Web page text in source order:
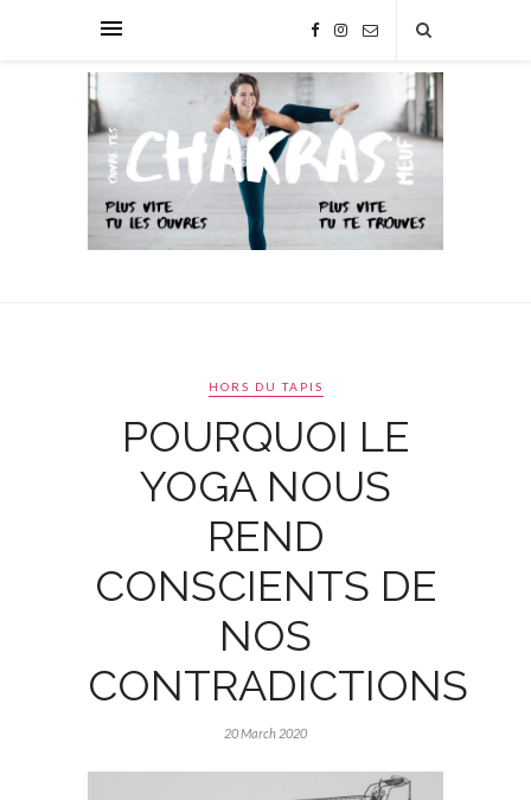
HORS DU TAPIS
POURQUOI LE
YOGA NOUS
REND
CONSCIENTS DE
NOS
CONTRADICTIONS
20 March 2020